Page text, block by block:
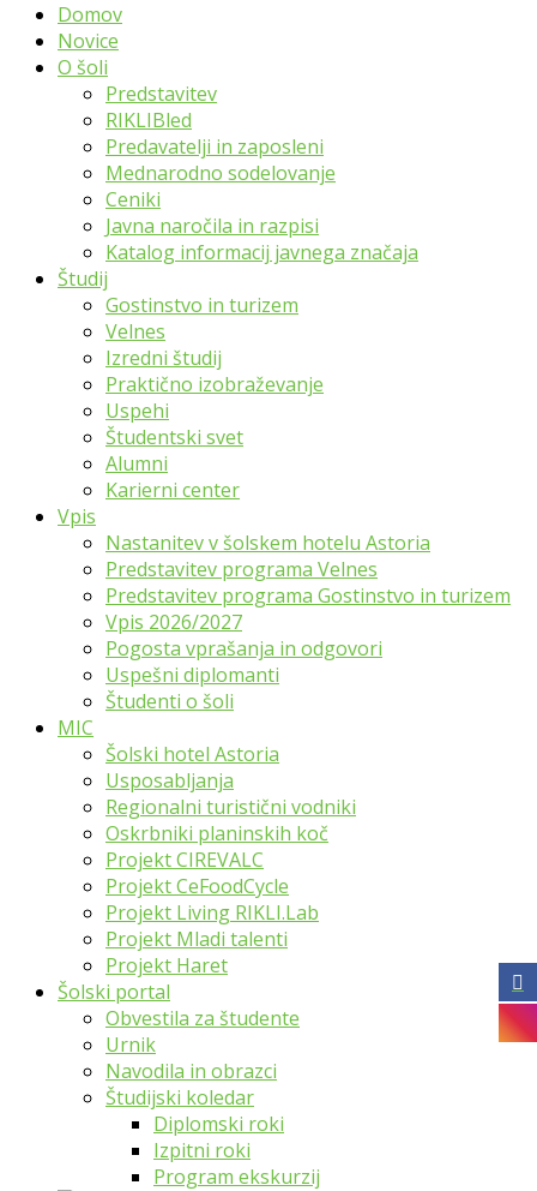
Domov
Novice
O šoli
Predstavitev
RIKLIBled
Predavatelji in zaposleni
Mednarodno sodelovanje
Ceniki
Javna naročila in razpisi
Katalog informacij javnega značaja
Študij
Gostinstvo in turizem
Velnes
Izredni študij
Praktično izobraževanje
Uspehi
Študentski svet
Alumni
Karierni center
Vpis
Nastanitev v šolskem hotelu Astoria
Predstavitev programa Velnes
Predstavitev programa Gostinstvo in turizem
Vpis 2026/2027
Pogosta vprašanja in odgovori
Uspešni diplomanti
Študenti o šoli
MIC
Šolski hotel Astoria
Usposabljanja
Regionalni turistični vodniki
Oskrbniki planinskih koč
Projekt CIREVALC
Projekt CeFoodCycle
Projekt Living RIKLI.Lab
Projekt Mladi talenti
Projekt Haret
Šolski portal
Obvestila za študente
Urnik
Navodila in obrazci
Študijski koledar
Diplomski roki
Izpitni roki
Program ekskurzij